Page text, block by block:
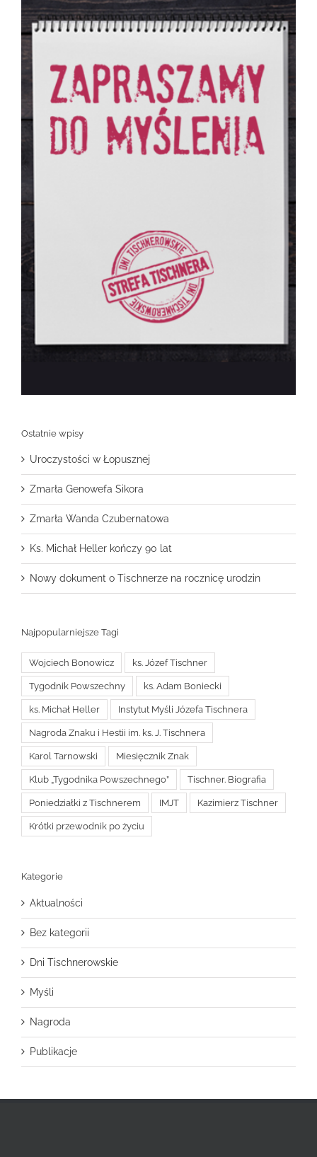
Ostatnie wpisy
Uroczystości w Łopusznej
Zmarła Genowefa Sikora
Zmarła Wanda Czubernatowa
Ks. Michał Heller kończy 90 lat
Nowy dokument o Tischnerze na rocznicę urodzin
Najpopularniejsze Tagi
Wojciech Bonowicz ks. Józef Tischner
Tygodnik Powszechny ks. Adam Boniecki
ks. Michał Heller Instytut Myśli Józefa Tischnera
Nagroda Znaku i Hestii im. ks. J. Tischnera
Karol Tarnowski Miesięcznik Znak
Klub „Tygodnika Powszechnego” Tischner. Biografia
Poniedziałki z Tischnerem IMJT Kazimierz Tischner
Krótki przewodnik po życiu
Kategorie
Aktualności
Bez kategorii
Dni Tischnerowskie
Myśli
Nagroda
Publikacje